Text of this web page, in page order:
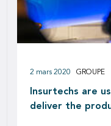
Insurtechs are
deliver the
2 mars 2020 GROUPE